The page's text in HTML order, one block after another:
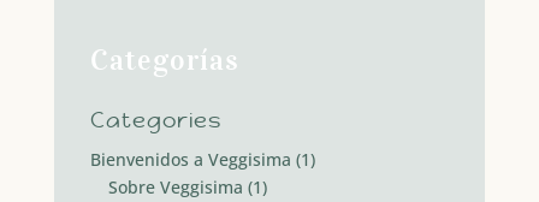
Categorías
Categories
Bienvenidos a Veggisima (1)
Sobre Veggisima (1)